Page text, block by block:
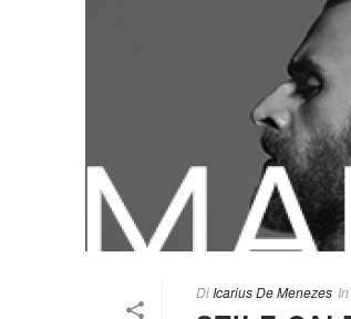
Di Icarius De Menezes In